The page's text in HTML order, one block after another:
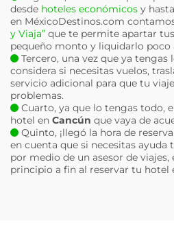
desde hoteles económicos y hasta
en MéxicoDestinos.com
y Viaja” que te permite apartar
pequeño monto y liquidarlo poco
Tercero, una vez que ya tengas
considera si necesitas vuelos,
servicio adicional para que tu
problemas.
Cuarto, ya que lo tengas todo,
hotel en Cancún que vaya de
Quinto, ¡llegó la hora de
en cuenta que si necesitas ayuda
por medio de un asesor de viajes,
principio a fin al reservar tu hotel